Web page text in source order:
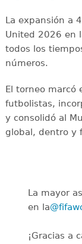
La expansión a
United 2026 en
todos los
números.
El torneo marcó
futbolistas,
y consolidó al
global, dentro y
La mayor
en la
¡Gracias a